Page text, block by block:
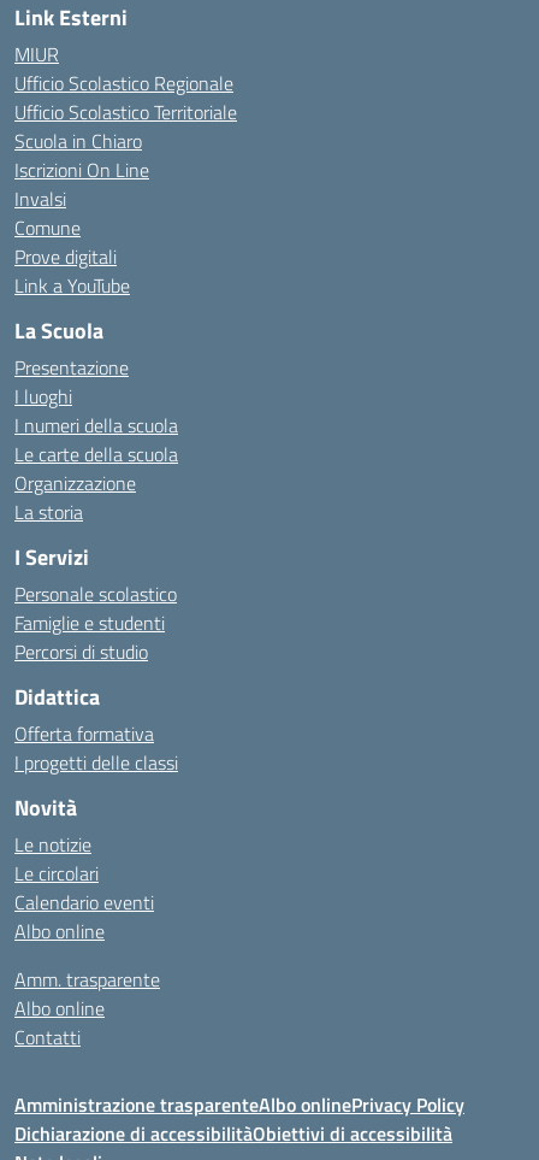
Link Esterni
MIUR
Ufficio Scolastico Regionale
Ufficio Scolastico Territoriale
Scuola in Chiaro
Iscrizioni On Line
Invalsi
Comune
Prove digitali
Link a YouTube
La Scuola
Presentazione
I luoghi
I numeri della scuola
Le carte della scuola
Organizzazione
La storia
I Servizi
Personale scolastico
Famiglie e studenti
Percorsi di studio
Didattica
Offerta formativa
I progetti delle classi
Novità
Le notizie
Le circolari
Calendario eventi
Albo online
Amm. trasparente
Albo online
Contatti
Amministrazione trasparenteAlbo onlinePrivacy Policy
Dichiarazione di accessibilitàObiettivi di accessibilità